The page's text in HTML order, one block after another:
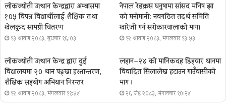
लोकज्योती उत्थान केन्द्रद्वारा अम्बासमा
१०५ विपन्न विद्यार्थीलाई शैक्षिक तथा
खेलकुद सामग्री वितरण
१३ श्रावण २०८३, बुधबार १६:०३
नेपाल रेडक्रस धनुषामा सांसद मनिष झा
को मनोमानी: नवगठित तदर्थ समिति
खारेजी गर्न सरोकारवालाको माग।
१२ श्रावण २०८३, मंगलवार १३:५३
लोकज्योती उत्थान केन्द्र द्वारा दुई
विद्यालयमा २० थान पङ्खा हस्तान्तरण,
शैक्षिक सहयोग अभियान निरन्तर
१२ श्रावण २०८३, मंगलवार ११:५४
लहान–२४ को मानिकदह डिहवार थानमा
विवादित सिलालेख हटाउन गाउँवासीको
माग ।
२६ जेष्ठ २०८३, मंगलवार १०:२४